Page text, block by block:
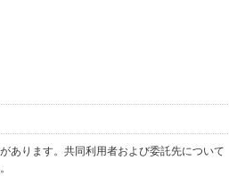
あります。共同利用者および委託先について